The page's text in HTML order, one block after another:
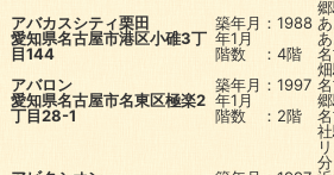
アバカスシティ栗田
愛知県名古屋市港区小碓3丁
目144
築年月：1988
年1月
階数 ：4階
アバロン
愛知県名古屋市名東区極楽2
丁目28-1
築年月：1997
年1月
階数 ：2階
分